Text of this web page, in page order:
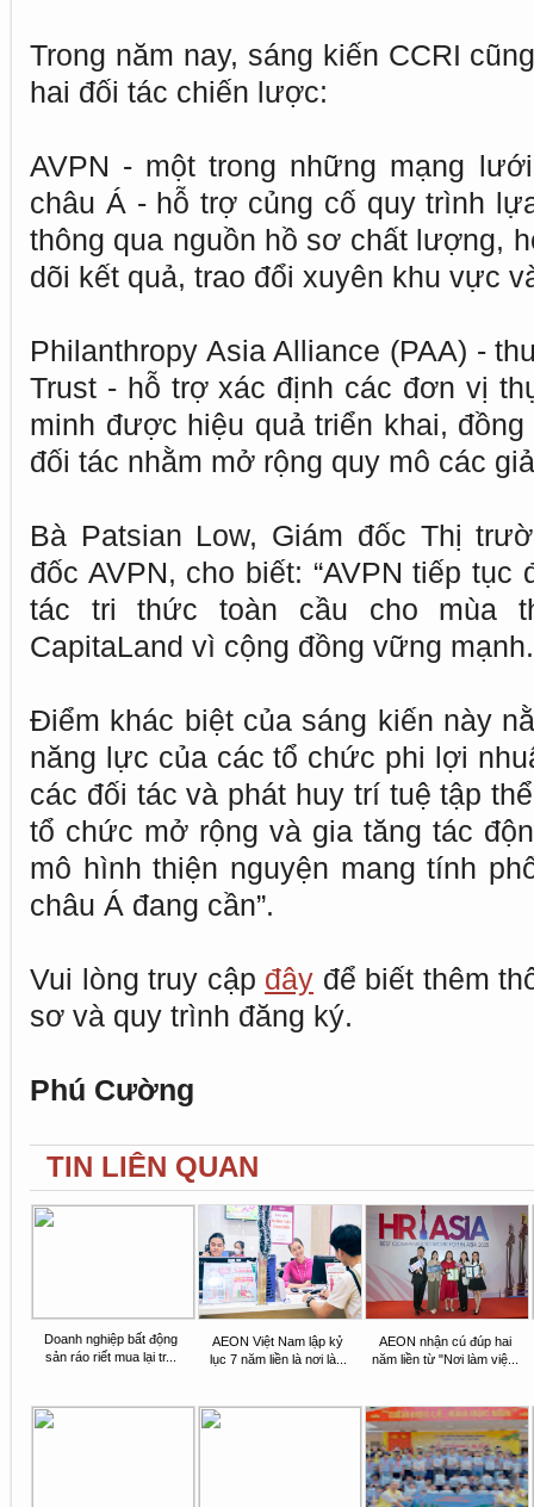
Trong năm nay, sáng kiến CCRI
hai đối tác chiến lược:
AVPN - một trong những mạng
châu Á - hỗ trợ củng cố quy trình
thông qua nguồn hồ sơ chất lượng,
dõi kết quả, trao đổi xuyên khu vực
Philanthropy Asia Alliance (PAA) -
Trust - hỗ trợ xác định các đơn vị
minh được hiệu quả triển khai,
đối tác nhằm mở rộng quy mô các
Bà Patsian Low, Giám đốc Thị
đốc AVPN, cho biết: “AVPN tiếp
tác tri thức toàn cầu cho mùa
CapitaLand vì cộng đồng vững mạnh.
Điểm khác biệt của sáng kiến này
năng lực của các tổ chức phi lợi
các đối tác và phát huy trí tuệ tập
tổ chức mở rộng và gia tăng tác
mô hình thiện nguyện mang tính
châu Á đang cần”.
Vui lòng truy cập đây để biết thêm
sơ và quy trình đăng ký.
Phú Cường
TIN LIÊN QUAN
Doanh nghiệp bất động
sản ráo riết mua lại tr...
AEON Việt Nam lập kỷ
lục 7 năm liền là nơi là...
AEON nhận cú đúp hai
năm liền từ "Nơi làm việ...